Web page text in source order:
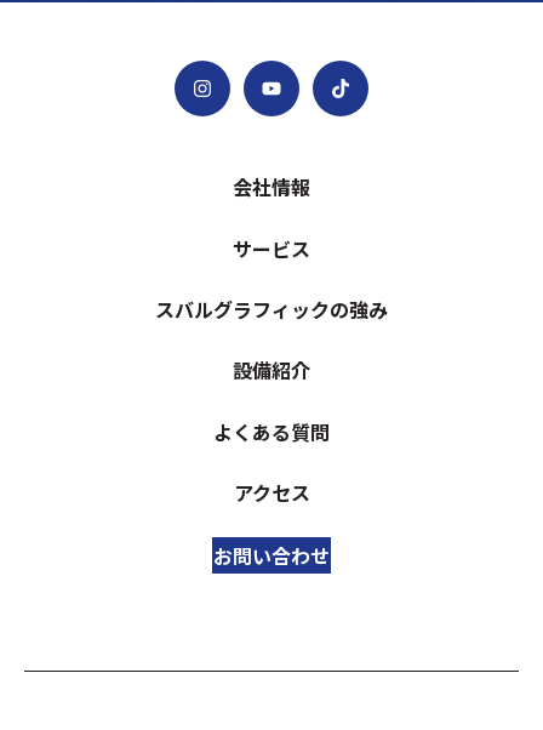
会社情報
サービス
スバルグラフィックの強み
設備紹介
よくある質問
アクセス
お問い合わせ